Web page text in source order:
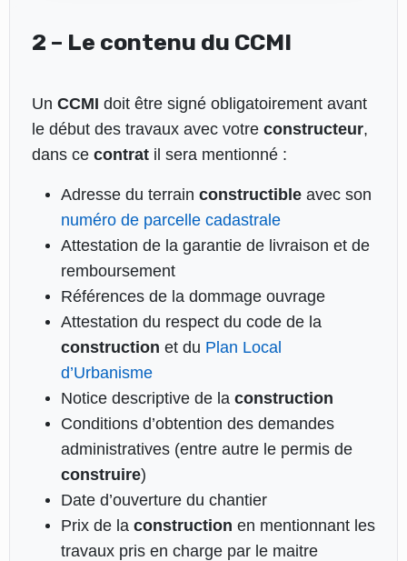
2 – Le contenu du CCMI
Un CCMI doit être signé obligatoirement avant
le début des travaux avec votre constructeur,
dans ce contratil sera mentionné :
Adresse du terrain constructibleavec son
numéro de parcelle cadastrale
Attestation de la garantie de livraison et de
remboursement
Références de la dommage ouvrage
Attestation du respect du code de la
construction et du Plan Local
d’Urbanisme
Notice descriptive de la construction
Conditions d’obtention des demandes
administratives (entre autre le permis de
construire)
Date d’ouverture du chantier
Prix de la construction en mentionnant les
travaux pris en charge par le maitre